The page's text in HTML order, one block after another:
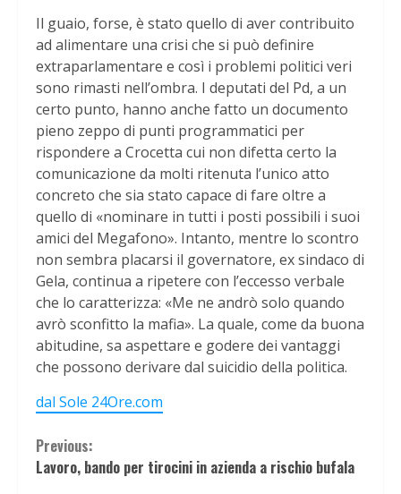
Il guaio, forse, è stato quello di aver contribuito
ad alimentare una crisi che si può definire
extraparlamentare e così i problemi politici veri
sono rimasti nell’ombra. I deputati del Pd, a un
certo punto, hanno anche fatto un documento
pieno zeppo di punti programmatici per
rispondere a Crocetta cui non difetta certo la
comunicazione da molti ritenuta l’unico atto
concreto che sia stato capace di fare oltre a
quello di «nominare in tutti i posti possibili i suoi
amici del Megafono». Intanto, mentre lo scontro
non sembra placarsi il governatore, ex sindaco di
Gela, continua a ripetere con l’eccesso verbale
che lo caratterizza: «Me ne andrò solo quando
avrò sconfitto la mafia». La quale, come da buona
abitudine, sa aspettare e godere dei vantaggi
che possono derivare dal suicidio della politica.
dal Sole 24Ore.com
Continue
Previous:
Lavoro, bando per tirocini in azienda a rischio bufala